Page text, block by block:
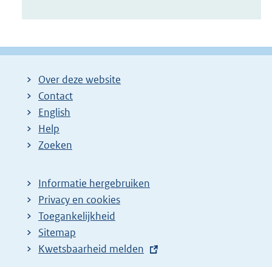
Over deze website
Contact
English
Help
Zoeken
Informatie hergebruiken
Privacy en cookies
Toegankelijkheid
Sitemap
E
Kwetsbaarheid melden